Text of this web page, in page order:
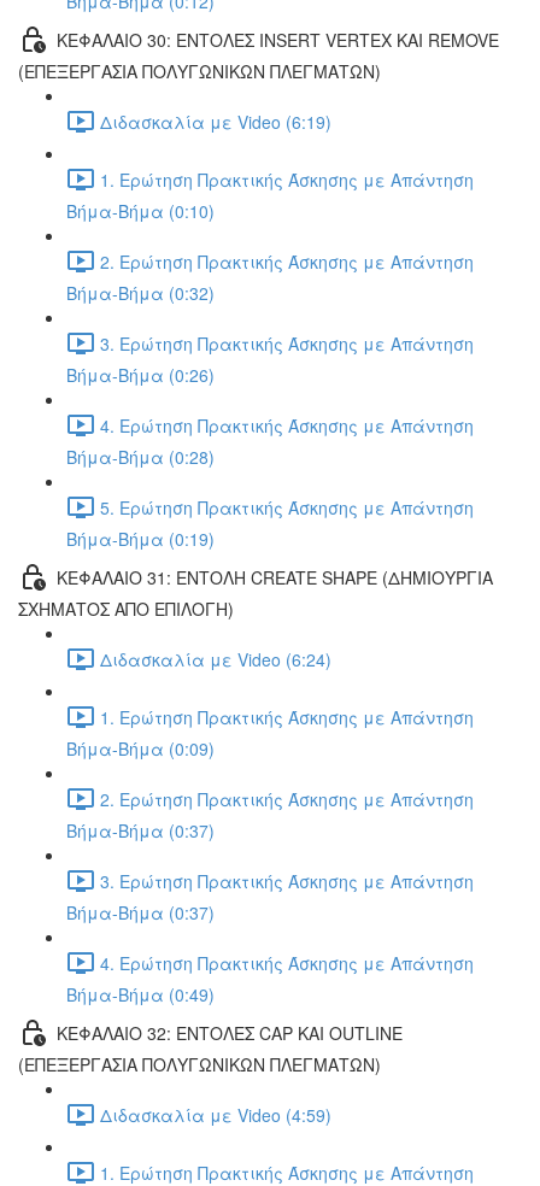
ΚΕΦΑΛΑΙΟ 30: ΕΝΤΟΛΕΣ INSERT VERTEX ΚΑΙ REMOVE
(ΕΠΕΞΕΡΓΑΣΙΑ ΠΟΛΥΓΩΝΙΚΩΝ ΠΛΕΓΜΑΤΩΝ)
Διδασκαλία με Video (6:19)
1. Ερώτηση Πρακτικής Άσκησης με Απάντηση
Βήμα-Βήμα (0:10)
2. Ερώτηση Πρακτικής Άσκησης με Απάντηση
Βήμα-Βήμα (0:32)
3. Ερώτηση Πρακτικής Άσκησης με Απάντηση
Βήμα-Βήμα (0:26)
4. Ερώτηση Πρακτικής Άσκησης με Απάντηση
Βήμα-Βήμα (0:28)
5. Ερώτηση Πρακτικής Άσκησης με Απάντηση
Βήμα-Βήμα (0:19)
ΚΕΦΑΛΑΙΟ 31: ΕΝΤΟΛΗ CREATE SHAPE (ΔΗΜΙΟΥΡΓΙΑ
ΣΧΗΜΑΤΟΣ ΑΠΟ ΕΠΙΛΟΓΗ)
Διδασκαλία με Video (6:24)
1. Ερώτηση Πρακτικής Άσκησης με Απάντηση
Βήμα-Βήμα (0:09)
2. Ερώτηση Πρακτικής Άσκησης με Απάντηση
Βήμα-Βήμα (0:37)
3. Ερώτηση Πρακτικής Άσκησης με Απάντηση
Βήμα-Βήμα (0:37)
4. Ερώτηση Πρακτικής Άσκησης με Απάντηση
Βήμα-Βήμα (0:49)
ΚΕΦΑΛΑΙΟ 32: ΕΝΤΟΛΕΣ CAP ΚΑΙ OUTLINE
(ΕΠΕΞΕΡΓΑΣΙΑ ΠΟΛΥΓΩΝΙΚΩΝ ΠΛΕΓΜΑΤΩΝ)
Διδασκαλία με Video (4:59)
1. Ερώτηση Πρακτικής Άσκησης με Απάντηση